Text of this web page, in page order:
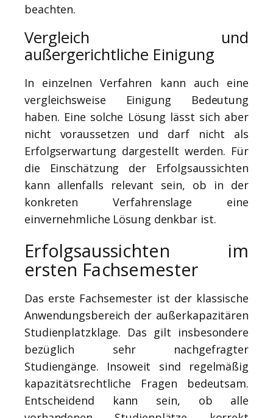
beachten.
Vergleich und
außergerichtliche Einigung
In einzelnen Verfahren kann auch eine
vergleichsweise Einigung Bedeutung
haben. Eine solche Lösung lässt sich aber
nicht voraussetzen und darf nicht als
Erfolgserwartung dargestellt werden. Für
die Einschätzung der Erfolgsaussichten
kann allenfalls relevant sein, ob in der
konkreten Verfahrenslage eine
einvernehmliche Lösung denkbar ist.
Erfolgsaussichten im
ersten Fachsemester
Das erste Fachsemester ist der klassische
Anwendungsbereich der außerkapazitären
Studienplatzklage. Das gilt insbesondere
bezüglich sehr nachgefragter
Studiengänge. Insoweit sind regelmäßig
kapazitätsrechtliche Fragen bedeutsam.
Entscheidend kann sein, ob alle